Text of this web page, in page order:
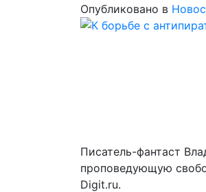
Опубликовано в
Писатель-фантаст
проповедующую
Digit.ru.